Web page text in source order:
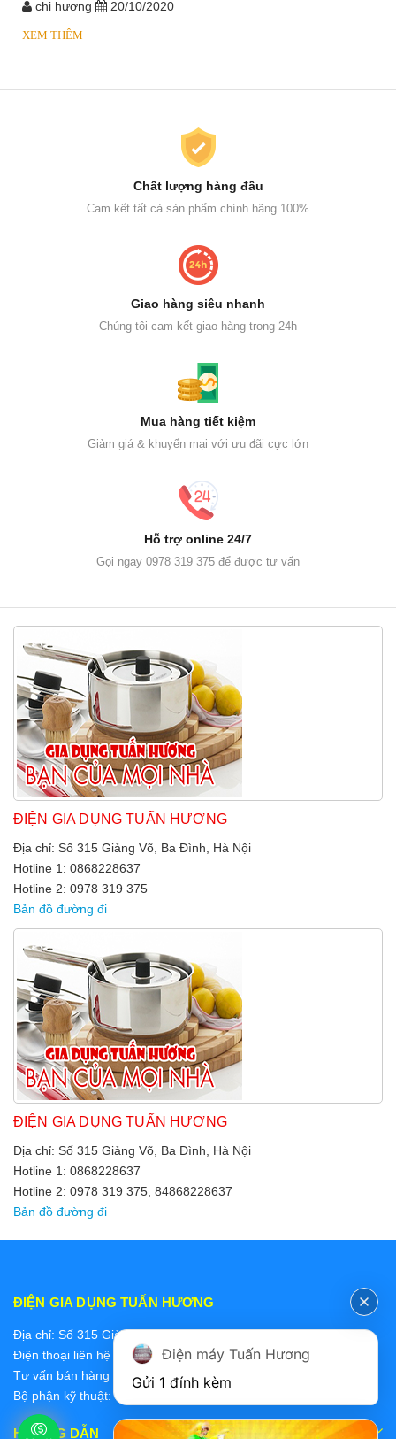
chị hương 20/10/2020
XEM THÊM
Chất lượng hàng đầu
Cam kết tất cả sản phẩm chính hãng 100%
Giao hàng siêu nhanh
Chúng tôi cam kết giao hàng trong 24h
Mua hàng tiết kiệm
Giảm giá & khuyến mại với ưu đãi cực lớn
Hỗ trợ online 24/7
Gọi ngay 0978 319 375 để được tư vấn
ĐIỆN GIA DỤNG TUẤN HƯƠNG
Địa chỉ: Số 315 Giảng Võ, Ba Đình, Hà Nội
Hotline 1: 0868228637
Hotline 2: 0978 319 375
Bản đồ đường đi
ĐIỆN GIA DỤNG TUẤN HƯƠNG
Địa chỉ: Số 315 Giảng Võ, Ba Đình, Hà Nội
Hotline 1: 0868228637
Hotline 2: 0978 319 375, 84868228637
Bản đồ đường đi
ĐIỆN GIA DỤNG TUẤN HƯƠNG
Địa chỉ: Số 315 Giảng Võ, Ba Đình, Hà Nội
Điện thoại liên hệ các bộ phận:
Tư vấn bán hàng 2: 0868228637
Bộ phận kỹ thuật: 0978 319 375
HƯỚNG DẪN
Điện máy Tuấn Hương
Gửi 1 đính kèm